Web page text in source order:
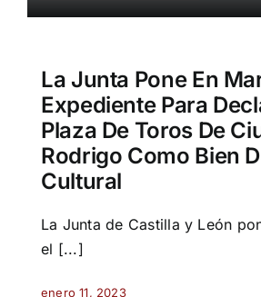
La Junta Pone En
Expediente Para
Plaza De Toros De
Rodrigo Como Bien
Cultural
La Junta de Castilla y León
el [...]
enero 11, 2023